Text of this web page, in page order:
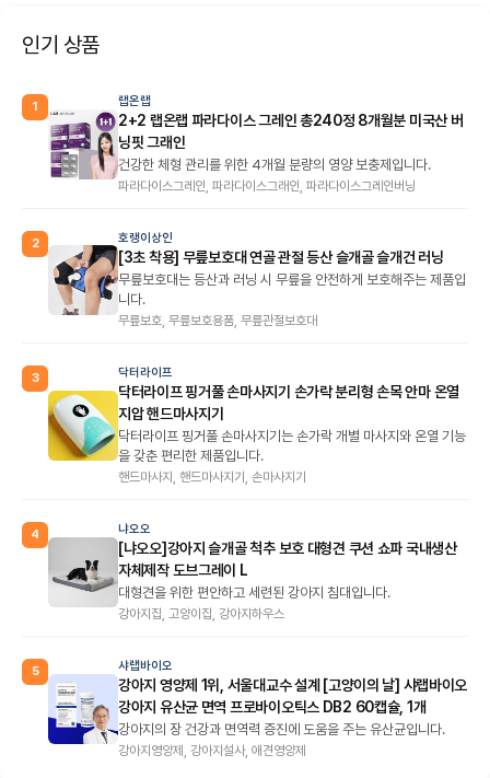
인기 상품
1 랩온랩
2+2 랩온랩 파라다이스 그레인 총240정 8개월분 미국산 버
닝핏 그래인
건강한 체형 관리를 위한 4개월 분량의 영양 보충제입니다.
파라다이스그레인, 파라다이스그래인, 파라다이스그레인버닝
2 호랭이상인
[3초 착용] 무릎보호대 연골 관절 등산 슬개골 슬개건 러닝
무릎보호대는 등산과 러닝 시 무릎을 안전하게 보호해주는 제품입
니다.
무릎보호, 무릎보호용품, 무릎관절보호대
3 닥터라이프
닥터라이프 핑거풀 손마사지기 손가락 분리형 손목 안마 온열
지압 핸드마사지기
닥터라이프 핑거풀 손마사지기는 손가락 개별 마사지와 온열 기능
을 갖춘 편리한 제품입니다.
핸드마사지, 핸드마사지기, 손마사지기
4 냐오오
[냐오오]강아지 슬개골 척추 보호 대형견 쿠션 쇼파 국내생산
자체제작 도브그레이 L
대형견을 위한 편안하고 세련된 강아지 침대입니다.
강아지집, 고양이집, 강아지하우스
5 샤랩바이오
강아지 영양제 1위, 서울대교수 설계 [고양이의 날] 샤랩바이오
강아지 유산균 면역 프로바이오틱스 DB2 60캡슐, 1개
강아지의 장 건강과 면역력 증진에 도움을 주는 유산균입니다.
강아지영양제, 강아지설사, 애견영양제